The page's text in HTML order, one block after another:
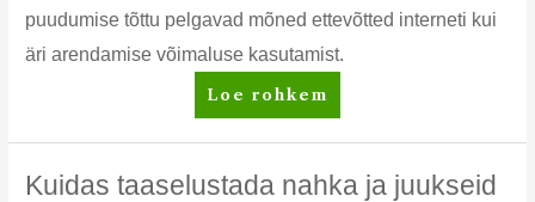
puudumise tõttu pelgavad mõned ettevõtted interneti kui
äri arendamise võimaluse kasutamist.
Veebipõhine
e-
pood
–
Loe rohkem
Kuidas taaselustada nahka ja juukseid